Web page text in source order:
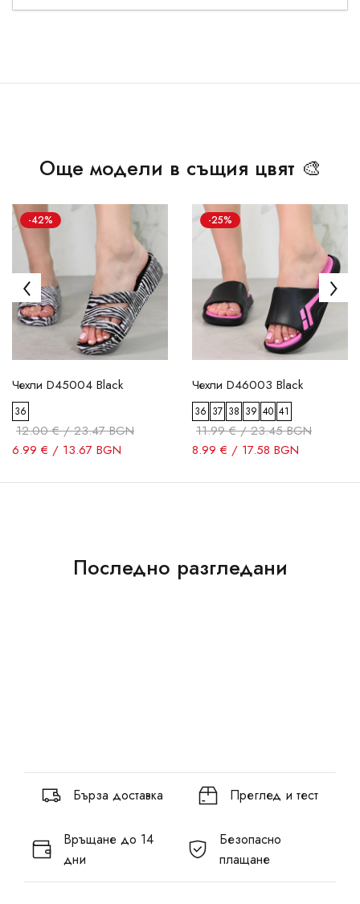
Още модели в същия цвят 🎨
-42%
Чехли D45004 Black
36
12.00 € / 23.47 BGN
6.99 € / 13.67 BGN
-25%
Чехли D46003 Black
36 37 38 39 40 41
11.99 € / 23.45 BGN
8.99 € / 17.58 BGN
Последно разгледани
Бърза доставка Преглед и тест
Връщане до 14
дни
Безопасно
плащане